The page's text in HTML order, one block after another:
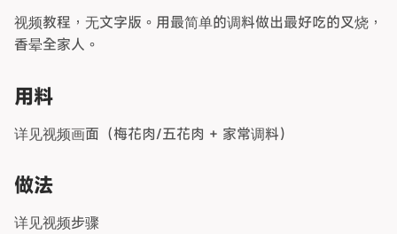
视频教程，无文字版。用最简单的调料做出最好吃的叉烧，
香晕全家人。
用料
详见视频画面（梅花肉/五花肉 + 家常调料）
做法
详见视频步骤